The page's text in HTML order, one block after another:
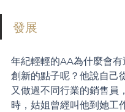
發展
年紀輕輕的AA為什麼會有
創新的點子呢？他說自己
又做過不同行業的銷售員
時，姑姐曾經叫他到她工